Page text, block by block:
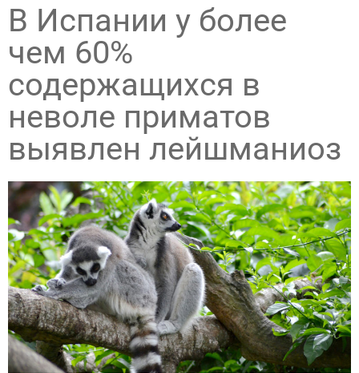
В Испании у более
чем 60%
содержащихся в
неволе приматов
выявлен лейшманиоз